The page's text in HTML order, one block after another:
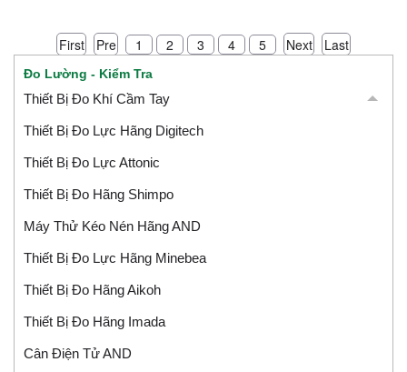
First Pre 1 2 3 4 5 Next Last
Đo Lường - Kiểm Tra
Thiết Bị Đo Khí Cầm Tay
Thiết Bị Đo Lực Hãng Digitech
Thiết Bị Đo Lực Attonic
Thiết Bị Đo Hãng Shimpo
Máy Thử Kéo Nén Hãng AND
Thiết Bị Đo Lực Hãng Minebea
Thiết Bị Đo Hãng Aikoh
Thiết Bị Đo Hãng Imada
Cân Điện Tử AND